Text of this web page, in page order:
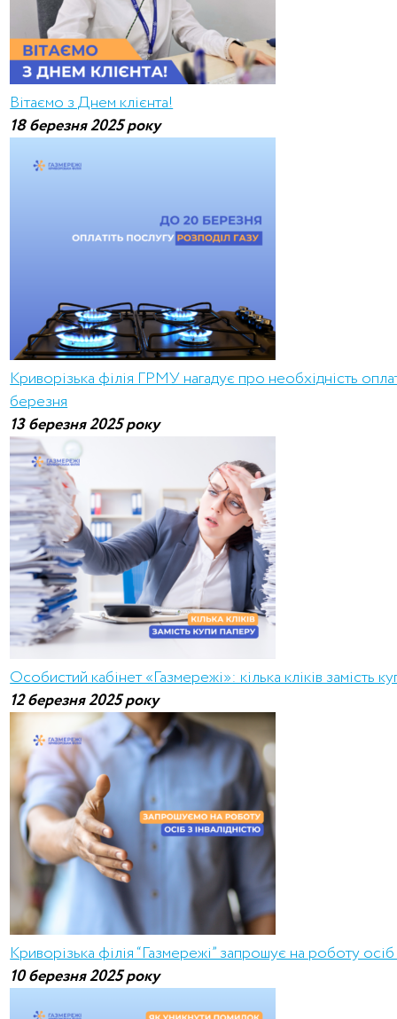
Вітаємо з Днем клієнта!
18 березня 2025 року
Криворізька філія ГРМУ нагадує про необхідність
березня
13 березня 2025 року
Особистий кабінет «Газмережі»: кілька кліків замість
12 березня 2025 року
Криворізька філія “Газмережі” запрошує на роботу осіб
10 березня 2025 року